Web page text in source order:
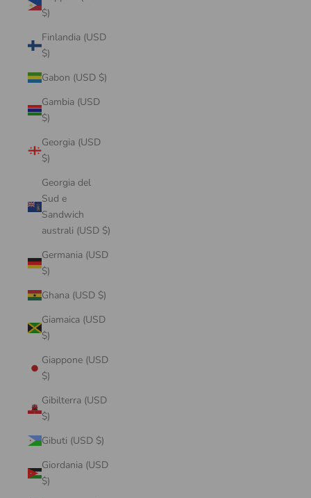
$)
Finlandia (USD
$)
Gabon (USD $)
Gambia (USD
$)
Georgia (USD
$)
Georgia del
Sud e
Sandwich
australi (USD $)
Germania (USD
$)
Ghana (USD $)
Giamaica (USD
$)
Giappone (USD
$)
Gibilterra (USD
$)
Gibuti (USD $)
Giordania (USD
$)